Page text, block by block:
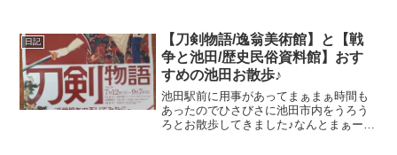
♪女３人集まれば賑やかにおしゃべりがは
ずみます♪た...
日記
【刀剣物語/逸翁美術館】と【戦
争と池田/歴史民俗資料館】おす
すめの池田お散歩♪
池田駅前に用事があってまぁまぁ時間も
あったのでひさびさに池田市内をうろう
ろとお散歩してきました♪なんとまぁーー